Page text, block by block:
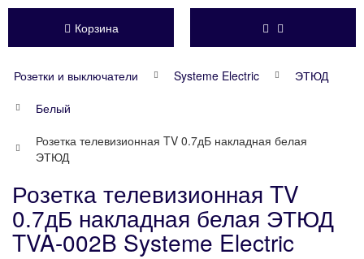
Корзина
Розетки и выключатели Systeme Electric
ЭТЮД
Белый
Розетка телевизионная TV 0.7дБ накладная белая
ЭТЮД
Розетка телевизионная TV
0.7дБ накладная белая ЭТЮД
TVA-002B Systeme Electric